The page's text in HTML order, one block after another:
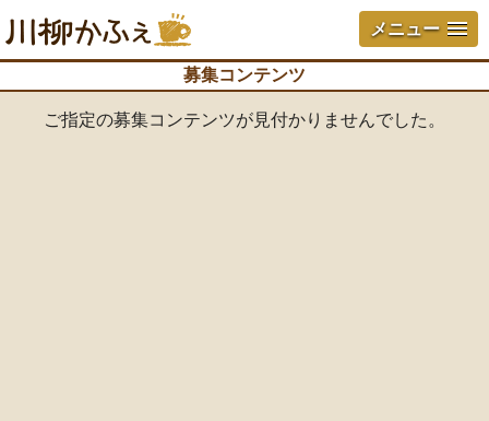
メニュー
募集コンテンツ
ご指定の募集コンテンツが見付かりませんでした。